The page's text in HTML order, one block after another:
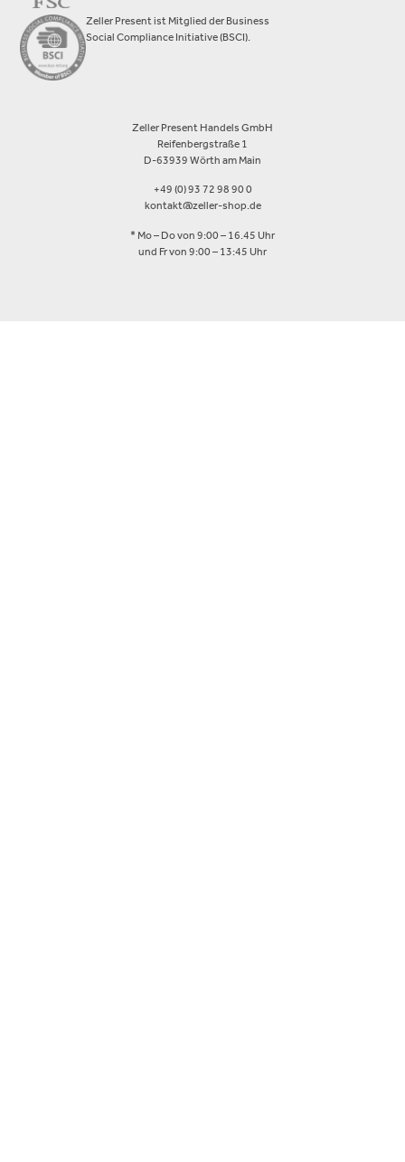
Zeller Present ist Mitglied der Business
Social Compliance Initiative (BSCI).
Zeller Present Handels GmbH
Reifenbergstraße 1
D-63939 Wörth am Main
+49 (0) 93 72 98 90 0
kontakt@zeller-shop.de
* Mo – Do von 9:00 – 16.45 Uhr
und Fr von 9:00 – 13:45 Uhr